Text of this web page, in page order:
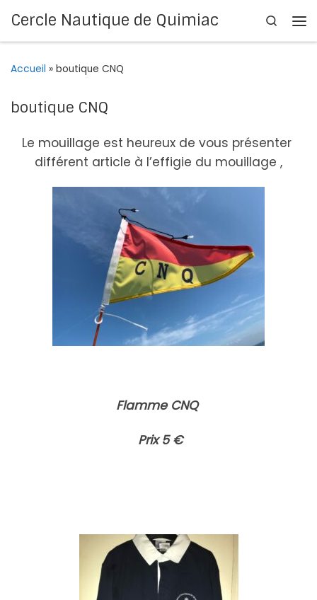
Passer au contenu
Cercle Nautique de Quimiac
Search
Accueil » boutique CNQ
boutique CNQ
Le mouillage est heureux de vous présenter
différent article à l’effigie du mouillage ,
Flamme CNQ
Prix 5 €